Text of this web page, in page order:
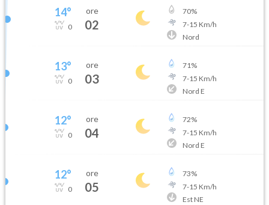
14°
0
ore
02
70%
7-15 Km/h
Nord
13°
0
ore
03
71%
7-15 Km/h
Nord E
12°
0
ore
04
72%
7-15 Km/h
Nord E
12°
0
ore
05
73%
7-15 Km/h
Est NE